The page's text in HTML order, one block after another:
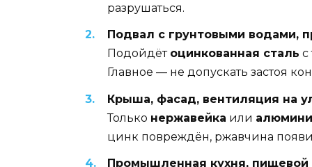
разрушаться.
Подвал с грунтовыми водами,
Подойдёт оцинкованная сталь с
Главное — не допускать застоя
Крыша, фасад, вентиляция на
Только нержавейка или
цинк повреждён, ржавчина
Промышленная кухня,